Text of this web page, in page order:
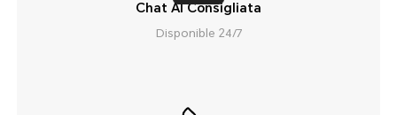
Chat AI Consigliata
Disponible 24/7